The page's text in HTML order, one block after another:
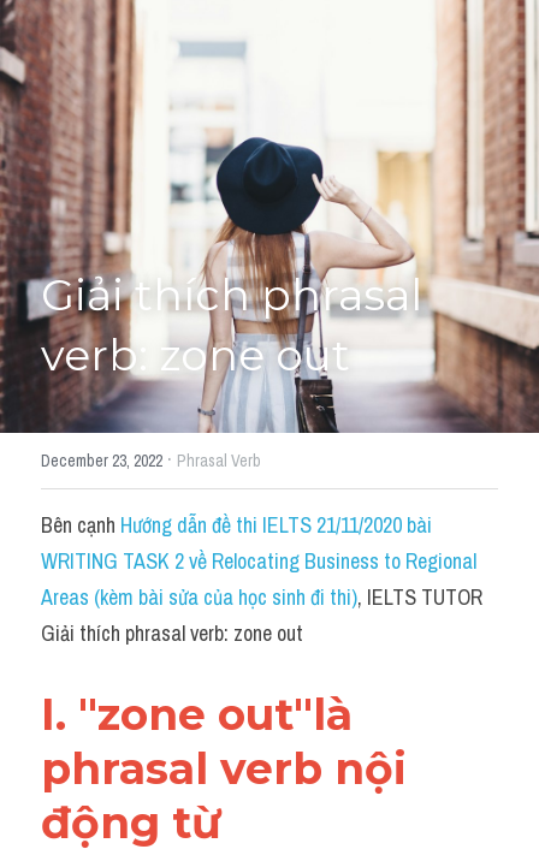
Giải đề thi từng câu
Lời khuyên
Giải đề thi
Academic words
Phrase
Phrasal Verb
Idioms đồng nghĩa
Idioms trái nghĩa
Antonym
Idiom
Grammar
Word form
Cách dùng từ
Phân biệt từ
HỌC THỬ
Giải thích phrasal
verb: zone out
December 23, 2022 · Phrasal Verb
Bên cạnh Hướng dẫn đề thi IELTS 21/11/2020 bài
WRITING TASK 2 về Relocating Business to Regional
Areas (kèm bài sửa của học sinh đi thi), IELTS TUTOR
Giải thích phrasal verb: zone out
I. "zone out"là
phrasal verb nội
động từ